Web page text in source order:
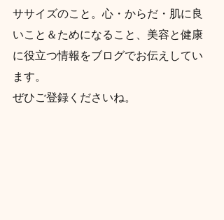
ササイズのこと。心・からだ・肌に良
いこと＆ためになること、美容と健康
に役立つ情報をブログでお伝えしてい
ます。
ぜひご登録くださいね。